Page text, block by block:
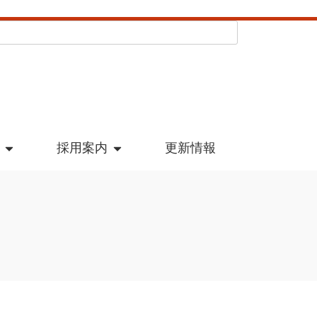
採用案内 更新情報